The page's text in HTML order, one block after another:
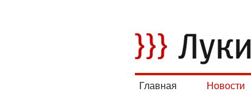
Главная Новости